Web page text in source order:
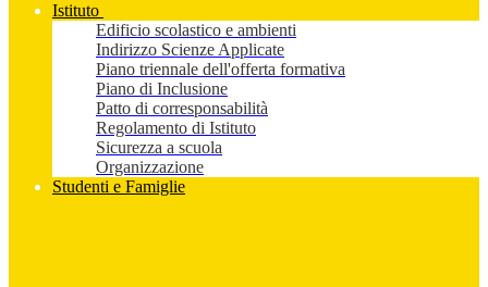
Istituto
Edificio scolastico e ambienti
Indirizzo Scienze Applicate
Piano triennale dell'offerta formativa
Piano di Inclusione
Patto di corresponsabilità
Regolamento di Istituto
Sicurezza a scuola
Organizzazione
Studenti e Famiglie